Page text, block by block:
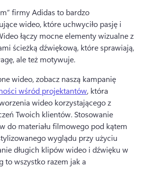
firmy Adidas to bardzo
wideo, które uchwyciło pasję i
łączy mocne elementy wizualne z
ścieżką dźwiękową, które sprawiają,
ale też motywuje.
wideo, zobacz naszą kampanię
wśród projektantów, która
wideo korzystającego z
Twoich klientów. Stosowanie
do materiału filmowego pod kątem
wyglądu przy użyciu
długich klipów wideo i dźwięku w
to wszystko razem jak a